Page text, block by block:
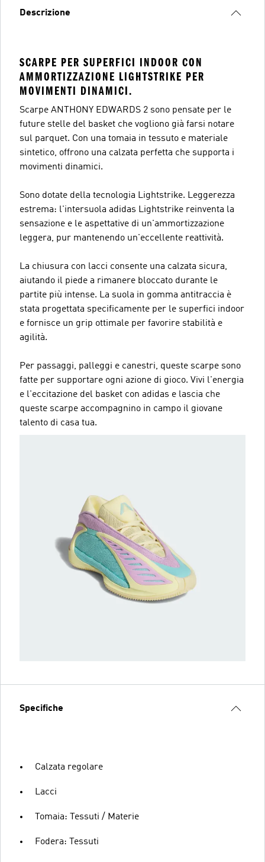
Descrizione
SCARPE PER SUPERFICI INDOOR CON
AMMORTIZZAZIONE LIGHTSTRIKE PER
MOVIMENTI DINAMICI.
Scarpe ANTHONY EDWARDS 2 sono pensate per le
future stelle del basket che vogliono già farsi notare
sul parquet. Con una tomaia in tessuto e materiale
sintetico, offrono una calzata perfetta che supporta i
movimenti dinamici.
Sono dotate della tecnologia Lightstrike. Leggerezza
estrema: l'intersuola adidas Lightstrike reinventa la
sensazione e le aspettative di un'ammortizzazione
leggera, pur mantenendo un'eccellente reattività.
La chiusura con lacci consente una calzata sicura,
aiutando il piede a rimanere bloccato durante le
partite più intense. La suola in gomma antitraccia è
stata progettata specificamente per le superfici indoor
e fornisce un grip ottimale per favorire stabilità e
agilità.
Per passaggi, palleggi e canestri, queste scarpe sono
fatte per supportare ogni azione di gioco. Vivi l'energia
e l'eccitazione del basket con adidas e lascia che
queste scarpe accompagnino in campo il giovane
talento di casa tua.
Specifiche
Calzata regolare
Lacci
Tomaia: Tessuti / Materie
Fodera: Tessuti